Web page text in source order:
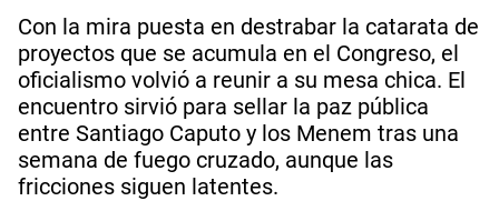
Con la mira puesta en destrabar la catarata de
proyectos que se acumula en el Congreso, el
oficialismo volvió a reunir a su mesa chica. El
encuentro sirvió para sellar la paz pública
entre Santiago Caputo y los Menem tras una
semana de fuego cruzado, aunque las
fricciones siguen latentes.